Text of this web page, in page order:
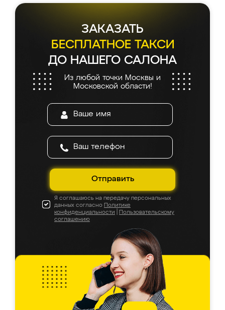
ЗАКАЗАТЬ
БЕСПЛАТНОЕ ТАКСИ
ДО НАШЕГО САЛОНА
Из любой точки Москвы и
Московской области!
Отправить
Я соглашаюсь на передачу персональных
данных согласно Политике
конфиденциальности
Пользовательскому
соглашению